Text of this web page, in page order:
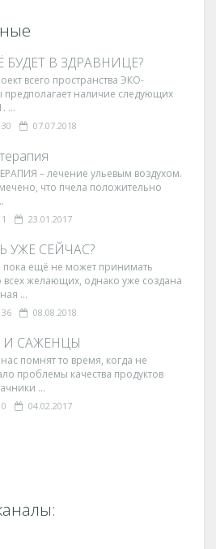
БУДЕТ В ЗДРАВНИЦЕ?
всего пространства ЭКО-
предполагает наличие следующих
...
30 07.07.2018
– лечение ульевым воздухом.
что пчела положительно
1 23.01.2017
УЖЕ СЕЙЧАС?
пока ещё не может принимать
всех желающих, однако уже создана
...
36 08.08.2018
И САЖЕНЦЫ
помнят то время, когда не
проблемы качества продуктов
...
0 04.02.2017